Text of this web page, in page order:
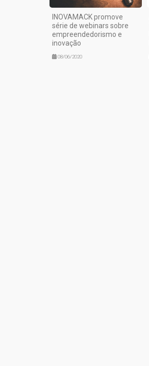
INOVAMACK promove
série de webinars sobre
empreendedorismo e
inovação
08/06/2020